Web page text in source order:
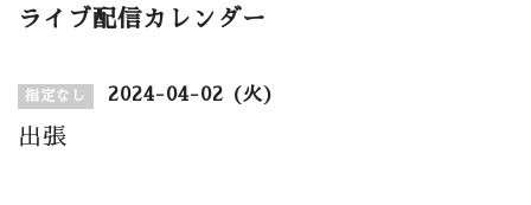
ライブ配信カレンダー
指定なし 2024-04-02 (火)
出張